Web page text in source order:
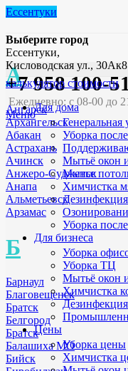
Ессентуки
Выберите город
А
Ангарск
Архангельск
Абакан
Астрахань
Ачинск
Анжеро-Судженск
Анапа
Альметьевск
Арзамас
Б
Барнаул
Благовещенск
Братск
Белгород
Братск
Балашиха МО
Бийск
Ессентуки,
Кисловодская ул., 30Ак8
+7 958 100-
Ежедневно: с 08-00 до
Меню
калькулятор стоимости
Для дома
Генеральная
Уборка
Мытьё окон
Мытье
Химчистка
Дезинфекция
Уборка
Для бизнеса
Уборка
Уборка ТЦ
Мытьё окон
Химчистка
Цены
Уборка цены
Химчистка